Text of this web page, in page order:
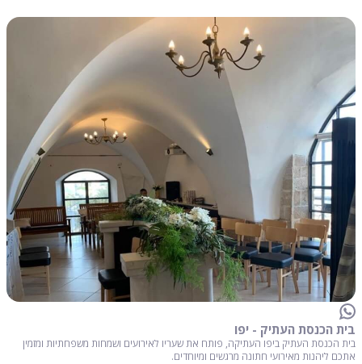
בית הכנסת העתיק - יפו
בית הכנסת העתיק ביפו העתיקה, פותח את שעריו לאירועים ושמחות משפחתיות ומזמין
אתכם ליהנות מאירועי חתונה מרגשים ומיוחדים.